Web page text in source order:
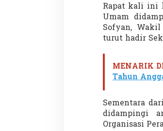
Rapat kali ini
Umam
Sofyan,
turut hadir
MENARIK
Tahun
Sementara
didampingi
Organisasi